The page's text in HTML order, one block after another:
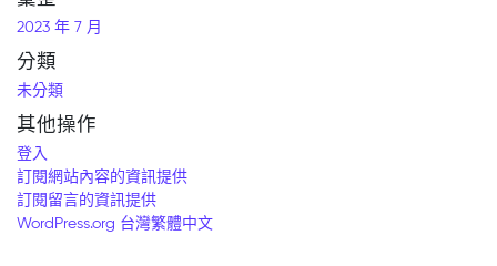
2023 年 7 月
分類
未分類
其他操作
登入
訂閱網站內容的資訊提供
訂閱留言的資訊提供
WordPress.org 台灣繁體中文